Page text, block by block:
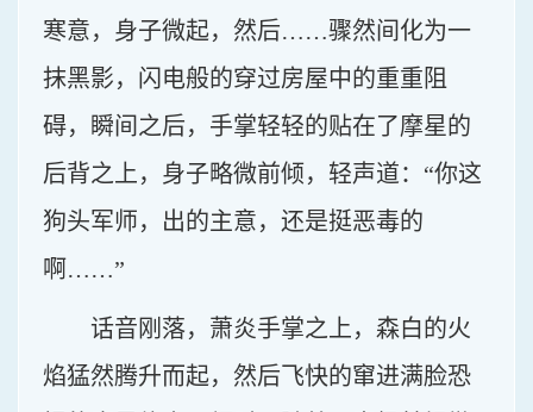
寒意，身子微起，然后……骤然间化为一
抹黑影，闪电般的穿过房屋中的重重阻
碍，瞬间之后，手掌轻轻的贴在了摩星的
后背之上，身子略微前倾，轻声道：“你这
狗头军师，出的主意，还是挺恶毒的
啊……”
话音刚落，萧炎手掌之上，森白的火
焰猛然腾升而起，然后飞快的窜进满脸恐